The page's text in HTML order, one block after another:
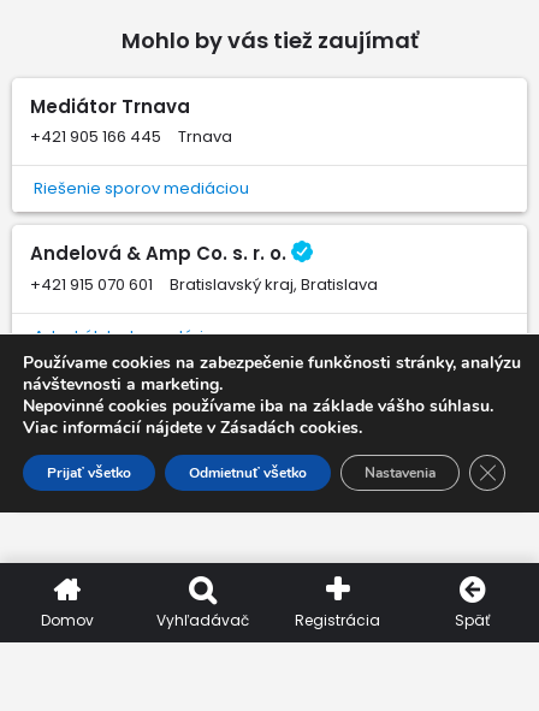
Mohlo by vás tiež zaujímať
Mediátor Trnava
+421 905 166 445 Trnava
Riešenie sporov mediáciou
Andelová & Amp Co. s. r. o.
+421 915 070 601 Bratislavský kraj, Bratislava
Advokátska kancelária
Allrisk Slovakia s. r. o.
+421 948 119 990 Bratislavský kraj, Bratislava
Sprostredkovanie poistenia, Sprostredkovanie právnej ochrany
Domov Vyhľadávač Registrácia Späť
Používame cookies na zabezpečenie funkčnosti stránky, analýzu
návštevnosti a marketing.
Nepovinné cookies používame iba na základe vášho súhlasu.
Viac informácií nájdete v Zásadách cookies.
Prijať všetko Odmietnuť všetko Nastavenia Close